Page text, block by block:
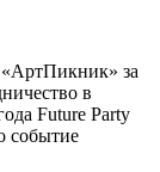
«АртПикник» за
в
Future Party
событие